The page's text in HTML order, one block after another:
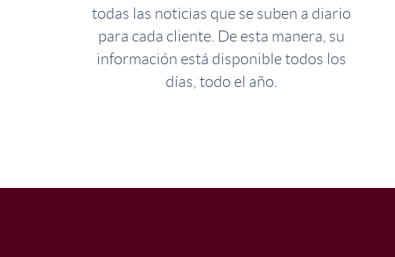
todas las noticias que se suben a diario
para cada cliente. De esta manera, su
información está disponible todos los
días, todo el año.